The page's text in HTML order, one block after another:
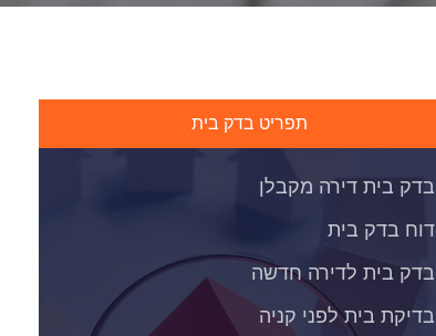
תפריט בדק בית
בדק בית דירה מקבלן
דוח בדק בית
בדק בית לדירה חדשה
בדיקת בית לפני קניה